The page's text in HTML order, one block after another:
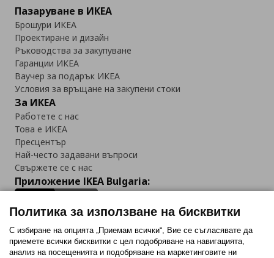
Пазаруване в ИКЕА
Брошури ИКЕА
Проектиране и дизайн
Ръководства за закупуване
Гаранции ИКЕА
Ваучер за подарък ИКЕА
Условия за връщане на закупени стоки
За ИКЕА
Работете с нас
Това е ИКЕА
Пресцентър
Най-често задавани въпроси
Свържете се с нас
Приложение IKEA Bulgaria:
Последвайте ни:
Политика за използване на бисквитки
С избиране на опцията „Приемам всички“, Вие се съгласявате да
приемете всички бисквитки с цел подобряване на навигацията,
анализ на посещенията и подобряване на маркетинговите ни